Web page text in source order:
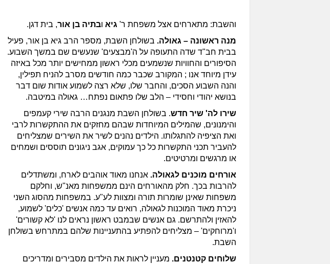
והשבת: מתארחים אצל משפחת ר'גיא ובתיה בן אור, בית דגן.
מנה ראשונה – גאולה. בשולחן השבת, מספר הרב גיא בן אור, פעיל
בבית חב"ד שדה התעופה על ה'מבצעים' שנעשים שם במשך השבוע.
הסיפורים והחוויות שנשמעים מכלי ראשון ממחישים יותר מכל באיזה
עידן מיוחד אנו ; המקורב שכבר כמה חודשים מסרב להניח תפילין,
והנה השבוע הסכים, והחבר שלו, שלא רצה לשמוע אודות שום דבר
בנושא יהודי וחסידי – הלב שלו פתאום נפתח… גאולה במיטבה.
שירו לה' שיר חדש. בשולחן השבת מנגנים הרבה שירי קעמפים
והימנונים, שהמילים המיוחדות שבהם מחזקים את ההתקשרות לרבי
ואת הציפיה להתגלותו. הילדים נהנים לשיר את השירים שמצליחים
להעביר תכני התקשרות כל כך עמוקים, אגב ניגונים תוססים ושמחים
או מרגשים ומרטיטים.
אורחים מוכנים לגאולה.אנחנו מאוד אוהבים לארח, ומשתדלים
להרבות בכך. חלק מהאורחים הינם ממשפחות מאנ"ש, וחלקם
משפחות שאינן שומרות תורה ומצוות לע"ע. במשפחות מהסוג השני
ניכרת מאוד המוכנות לגאולה, רואים עד כמה אנשים 'כלים' לשמוע,
להאזין ולהתרשם. גם אנשים שבמבט ראשון נראים לנו 'לא קשורים'
ו'מרוחקים' – מצליחים להפתיע בהתעניינות שלהם במתרחש בשולחן
השבת.
שלוחים קטנטנים. מעניין לראות את הילדים מסבירים ומדריכים